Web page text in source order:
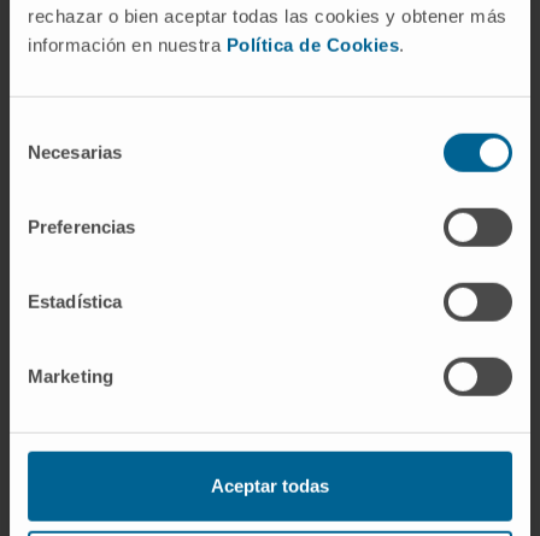
rechazar o bien aceptar todas las cookies y obtener más
información en nuestra Política de Cookies.
Necesarias
Preferencias
Estadística
Marketing
Aceptar todas
Phase I/IIa Multicentre Study in Otherwise
Healthy Infants and Toddlers Hospitalised For
Followed by a Double-blind, Placebo-
Tolerability, and Clinical Activity of ALX-0171,
Standard of Care. Estudo aprovado pelo CEIC
do HUF Alcorcón.
Pneumologia Pediátrica.